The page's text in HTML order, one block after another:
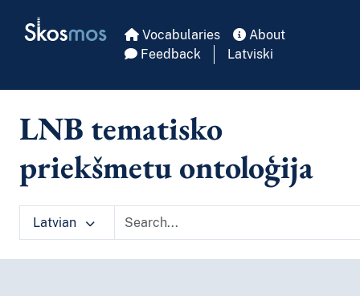
Skosmos Vocabularies
About
Feedback
Latviski
LNB tematisko
priekšmetu ontoloģija
Latvian